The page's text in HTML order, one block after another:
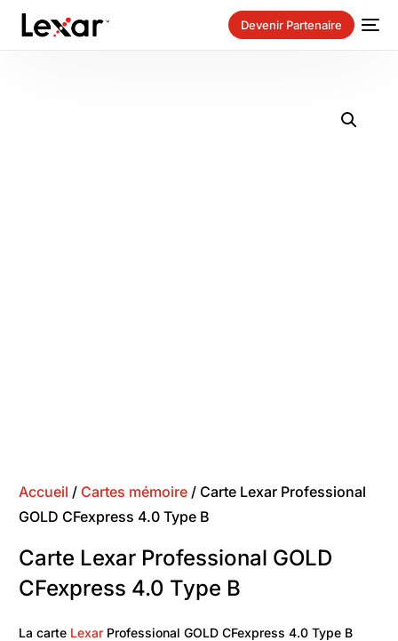
Devenir Partenaire
Accueil / Cartes mémoire / Carte Lexar Professional
GOLD CFexpress 4.0 Type B
Carte Lexar Professional GOLD
CFexpress 4.0 Type B
La carte Lexar Professional GOLD CFexpress 4.0 Type B